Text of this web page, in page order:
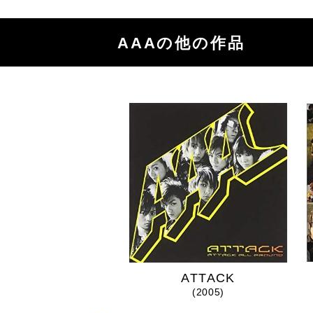
AAAの他の作品
ATTACK
(2005)